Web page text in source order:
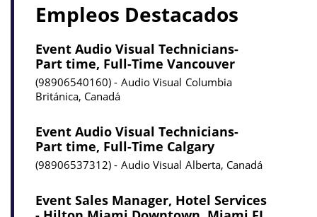
Empleos Destacados
Event Audio Visual Technicians-
Part time, Full-Time Vancouver
98906540160 Audio Visual Columbia
Británica, Canadá
Event Audio Visual Technicians-
Part time, Full-Time Calgary
98906537312 Audio Visual Alberta, Canadá
Event Sales Manager, Hotel Services